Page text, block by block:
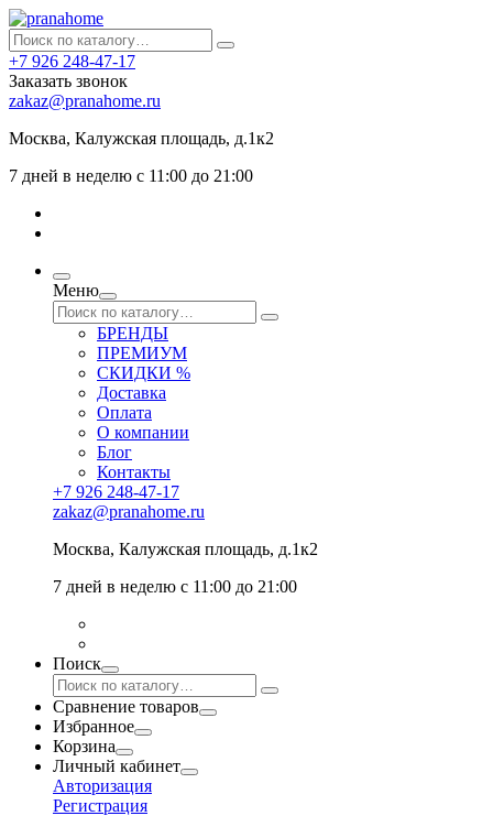
+7 926 248-47-17
Заказать звонок
zakaz@pranahome.ru
Москва, Калужская площадь, д.1к2
7 дней в неделю с 11:00 до 21:00
Меню
БРЕНДЫ
ПРЕМИУМ
СКИДКИ %
Доставка
Оплата
О компании
Блог
Контакты
+7 926 248-47-17
zakaz@pranahome.ru
Москва, Калужская площадь, д.1к2
7 дней в неделю с 11:00 до 21:00
Поиск
Сравнение товаров
Избранное
Корзина
Личный кабинет
Авторизация
Регистрация